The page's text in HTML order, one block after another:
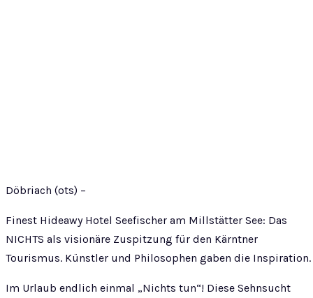
Döbriach (ots) –
Finest Hideawy Hotel Seefischer am Millstätter See: Das
NICHTS als visionäre Zuspitzung für den Kärntner
Tourismus. Künstler und Philosophen gaben die Inspiration.
Im Urlaub endlich einmal „Nichts tun“! Diese Sehnsucht